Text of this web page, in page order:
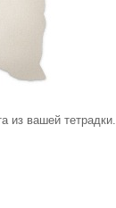
из вашей тетрадки.